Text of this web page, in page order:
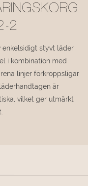
2
enkelsidigt styvt läder
i kombination med
linjer förkroppsligar
är
vilket ger utmärkt